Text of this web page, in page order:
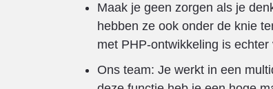
Maak je geen zorgen als je
hebben ze ook onder de knie
met PHP-ontwikkeling is
Ons team: Je werkt in een